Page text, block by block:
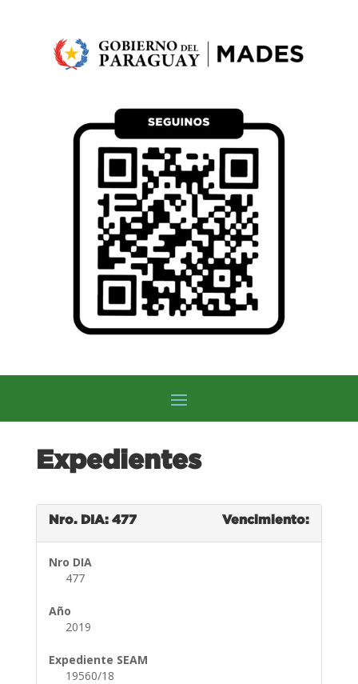
Expedientes
Nro. DIA: 477 Vencimiento:
Nro DIA
477
Año
2019
Expediente SEAM
19560/18